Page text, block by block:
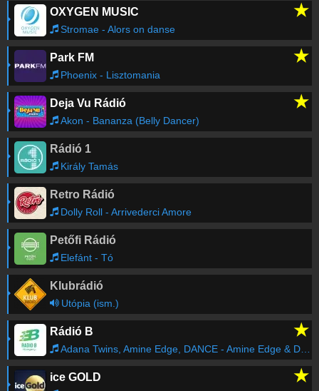
OXYGEN MUSIC ★
Stromae - Alors on danse
Park FM ★
Phoenix - Lisztomania
Deja Vu Rádió ★
Akon - Bananza (Belly Dancer)
Rádió 1
Király Tamás
Retro Rádió
Dolly Roll - Arrivederci Amore
Petőfi Rádió
Elefánt - Tó
Klubrádió
Utópia (ism.)
Rádió B ★
Adana Twins, Amine Edge, DANCE - Amine Edge & Dance Remix
ice GOLD ★